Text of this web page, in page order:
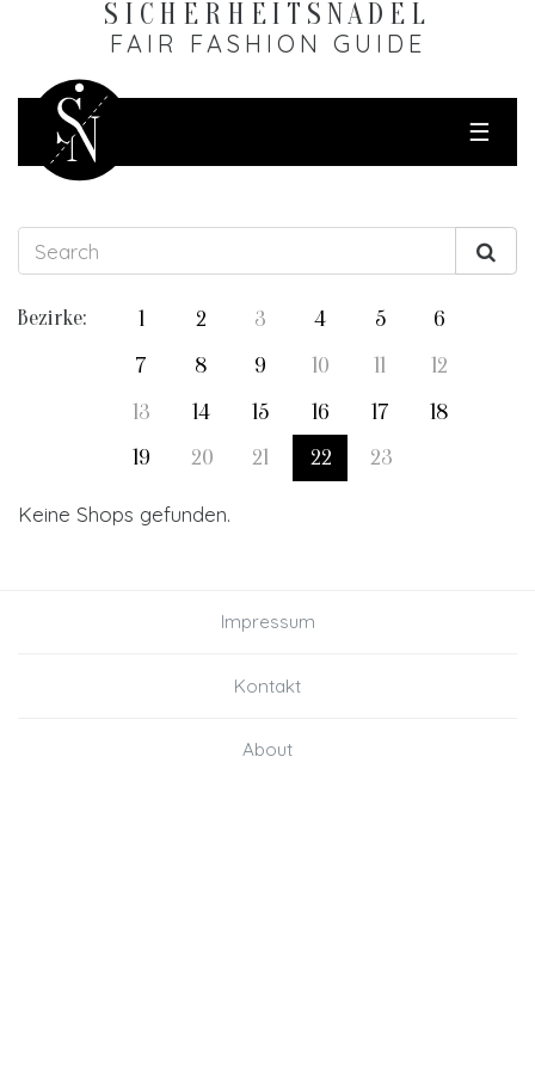
SICHERHEITS­NADEL
FAIR FASHION GUIDE
☰
Bezirke: 1 2 3 4 5
6
7
8 9 10 11
12
13
14 15 16 17
18
19
20 21 22 23
Keine Shops gefunden.
Impressum
Kontakt
About